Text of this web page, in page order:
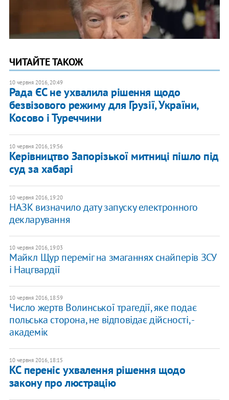
ЧИТАЙТЕ ТАКОЖ
10 червня 2016, 20:49
Рада ЄС не ухвалила рішення щодо
безвізового режиму для Грузії, України,
Косово і Туреччини
10 червня 2016, 19:56
Керівництво Запорізької митниці пішло під
суд за хабарі
10 червня 2016, 19:20
НАЗК визначило дату запуску електронного
декларування
10 червня 2016, 19:03
Майкл Щур переміг на змаганнях снайперів ЗСУ
і Нацгвардії
10 червня 2016, 18:59
Число жертв Волинської трагедії, яке подає
польська сторона, не відповідає дійсності, -
академік
10 червня 2016, 18:15
КС переніс ухвалення рішення щодо
закону про люстрацію